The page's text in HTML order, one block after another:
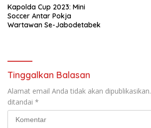
Kapolda Cup 2023: Mini
Soccer Antar Pokja
Wartawan Se-Jabodetabek
Tinggalkan Balasan
Alamat email Anda tidak akan dipublikasikan.
ditandai *